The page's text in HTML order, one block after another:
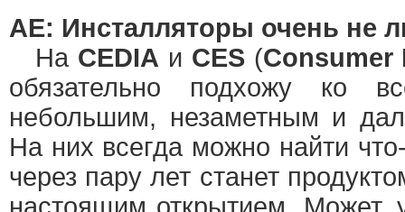
АЕ: Инсталляторы очень не
На CEDIA и CES(Consumer
обязательно подхожу ко
небольшим, незаметным и
На них всегда можно найти
через пару лет станет